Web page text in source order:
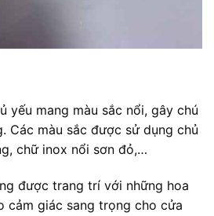
yếu mang màu sắc nổi, gây chú
Các màu sắc được sử dụng chủ
chữ inox nổi sơn đỏ,…
được trang trí với những hoa
cảm giác sang trọng cho cửa